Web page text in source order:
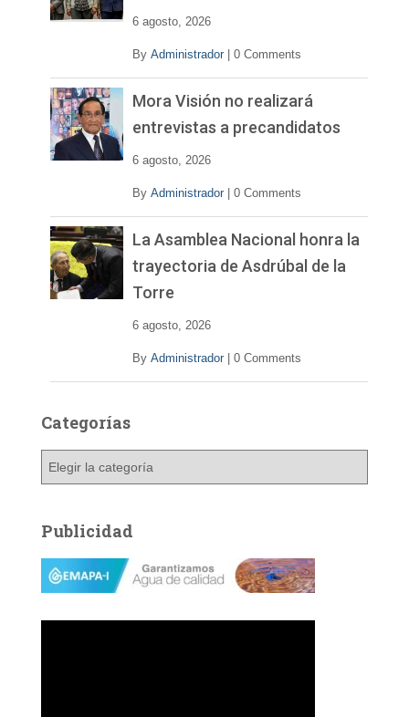
6 agosto, 2026
By Administrador 0 Comments
Mora Visión no realizará
entrevistas a precandidatos
6 agosto, 2026
By Administrador 0 Comments
La Asamblea Nacional honra la
trayectoria de Asdrúbal de la
Torre
6 agosto, 2026
By Administrador 0 Comments
Categorías
g
o
a
Publicidad